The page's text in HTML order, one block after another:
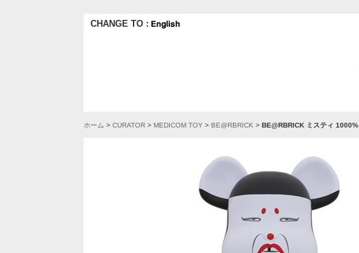
CHANGE TO :
ホーム > CURATOR > MEDICOM TOY > BE@RBRICK > BE@RBRICK ミスティ 1000%